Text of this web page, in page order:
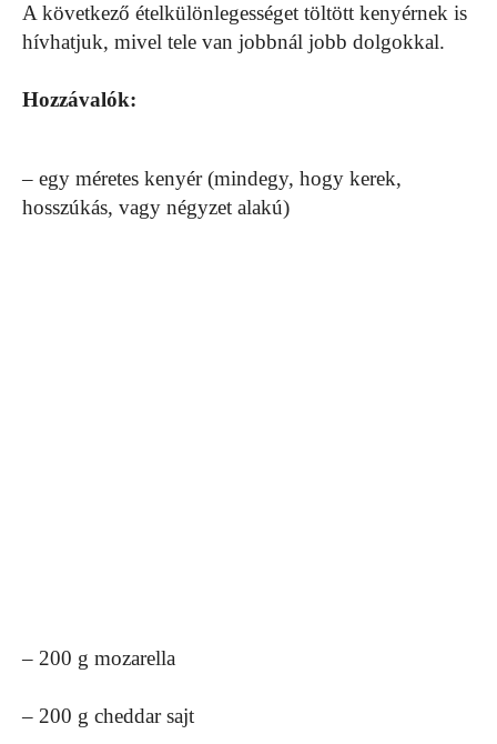
A következő ételkülönlegességet töltött kenyérnek is
hívhatjuk, mivel tele van jobbnál jobb dolgokkal.
Hozzávalók:
– egy méretes kenyér (mindegy, hogy kerek,
hosszúkás, vagy négyzet alakú)
– 200 g mozarella
– 200 g cheddar sajt